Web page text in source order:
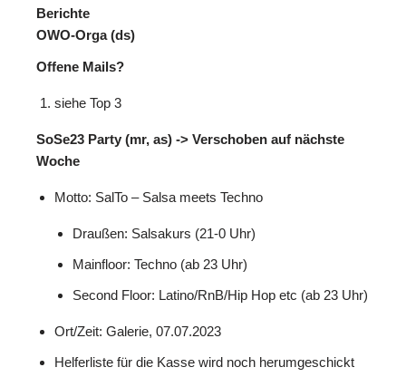
Berichte
OWO-Orga (ds)
Offene Mails?
siehe Top 3
SoSe23 Party (mr, as) -> Verschoben auf nächste
Woche
Motto: SalTo – Salsa meets Techno
Draußen: Salsakurs (21-0 Uhr)
Mainfloor: Techno (ab 23 Uhr)
Second Floor: Latino/RnB/Hip Hop etc (ab 23 Uhr)
Ort/Zeit: Galerie, 07.07.2023
Helferliste für die Kasse wird noch herumgeschickt